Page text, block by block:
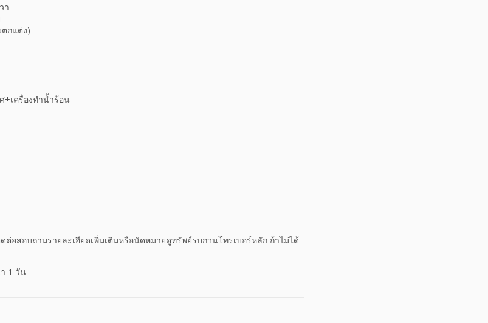
า
กแต่ง)
+เครื่องทำน้ำร้อน
อสอบถามรายละเอียดเพิ่มเติมหรือนัดหมายดูทรัพย์รบกวนโทรเบอร์หลัก ถ้าไม่ได้
1 วัน